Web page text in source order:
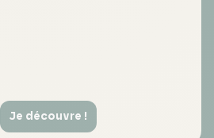
Je découvre !